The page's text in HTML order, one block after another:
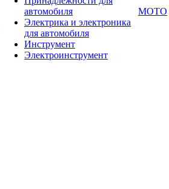
автомобиля
Электрика и электроника
для автомобиля
Инструмент
Электроинструмент
МОТО